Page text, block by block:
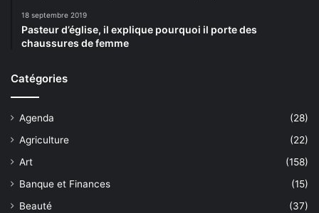
18 septembre 2019
Pasteur d’église, il explique pourquoi il porte des
chaussures de femme
Catégories
Agenda
(28)
Agriculture
(22)
Art
(158)
Banque et Finances
(15)
Beauté
(37)